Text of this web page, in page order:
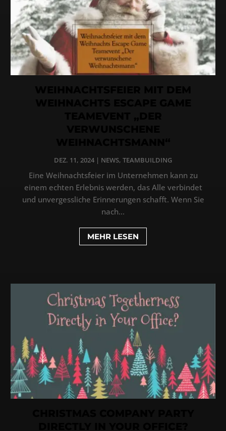
DEZ. 11, 2024 | NEWS, TEAMBUILDING
Eine Weihnachtsfeier im Unternehmen kann zu
einem echten Erlebnis werden, das Alle verbindet
und unvergessliche Erinnerungen schafft. Wenn Sie
nach...
MEHR LESEN